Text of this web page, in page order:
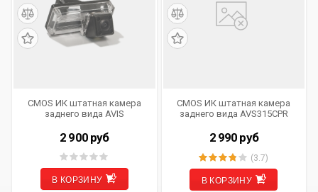
CMOS ИК штатная камера
заднего вида AVIS
(#094) для TOYOTA LAND
CRUISER 100/ LAND CRUISER
200 (2012-...)/ LAND CRUISER
PRADO 120 (в комплектации
без запасного колеса на
задней двери)
2 900 руб
В КОРЗИНУ
CMOS ИК штатная камера
заднего вида AVS315CPR
MERCEDES-BENZ
2 990 руб
(3.7)
В КОРЗИНУ